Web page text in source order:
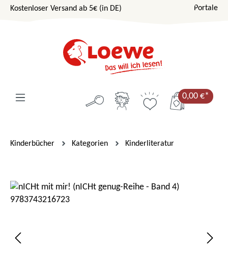
Zum Hauptinhalt springen
Kostenloser Versand ab 5€ (in DE) Portale
0,00 €*
Kinderbücher Kategorien Kinderliteratur
Bildergalerie überspringen